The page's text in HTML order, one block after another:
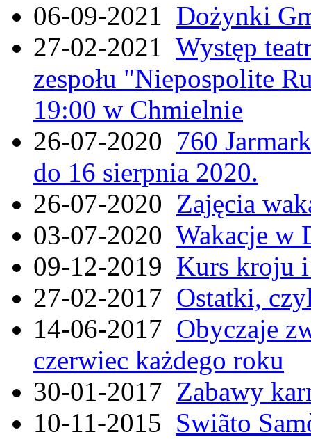
06-09-2021 Dożynki
27-02-2021 Występ
zespołu "Niepospolite
19:00 w Chmielnie
26-07-2020 760
do 16 sierpnia 2020.
26-07-2020 Zajęcia
03-07-2020 Wakacje w
09-12-2019 Kurs kroju i
27-02-2017 Ostatki,
14-06-2017 Obyczaje
czerwiec każdego roku
30-01-2017 Zabawy
10-11-2015 Swiãto